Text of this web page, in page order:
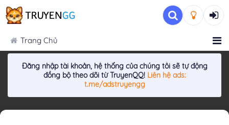
Trang Chủ
Đăng nhập tài khoản, hệ thống của chúng tôi sẽ tự động
đồng bộ theo dõi từ TruyenQQ! Liên hệ ads:
t.me/adstruyengg